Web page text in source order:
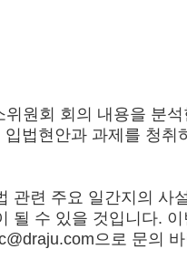
원회 회의 내용을 분석
법현안과 과제를 청
련 주요 일간지의 사
될 수 있을 것입니다.
으로 문의